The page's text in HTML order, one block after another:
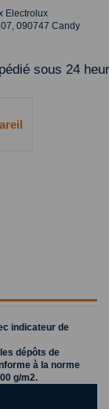
Electrolux
090747 Candy
sous 24
indicateur de
dépôts de
à la norme
g/m2.